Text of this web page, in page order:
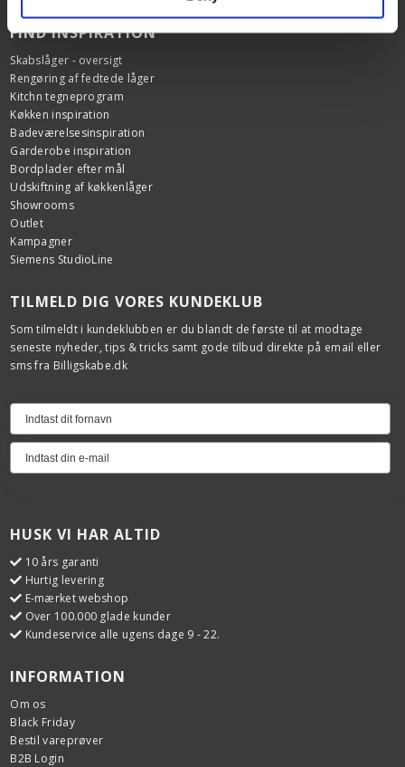
FIND INSPIRATION
Skabslåger - oversigt
Rengøring af fedtede låger
Kitchn tegneprogram
Køkken inspiration
Badeværelsesinspiration
Garderobe inspiration
Bordplader efter mål
Udskiftning af køkkenlåger
Showrooms
Outlet
Kampagner
Siemens StudioLine
TILMELD DIG VORES KUNDEKLUB
Som tilmeldt i kundeklubben er du blandt de første til at modtage
seneste nyheder, tips & tricks samt gode tilbud direkte på email eller
sms fra Billigskabe.dk
HUSK VI HAR ALTID
10 års garanti
Hurtig levering
E-mærket webshop
Over 100.000 glade kunder
Kundeservice alle ugens dage 9 - 22.
INFORMATION
Om os
Black Friday
Bestil vareprøver
B2B Login